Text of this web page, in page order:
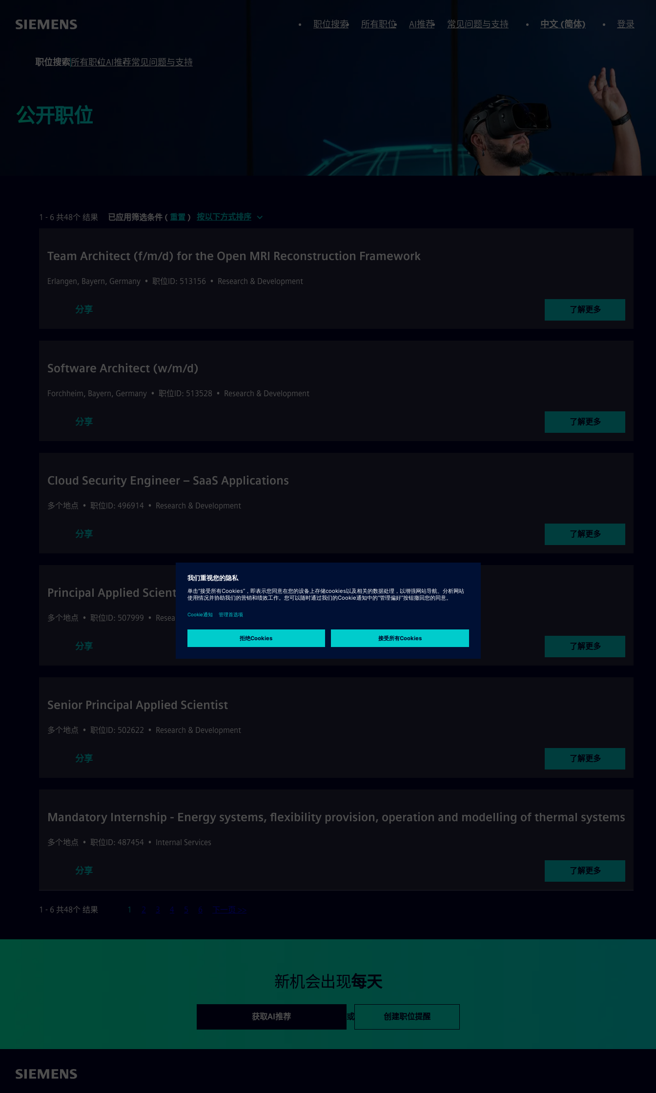
职位搜索 所有职位 AI推荐 常见问题与支持 中文 (简体) 登录
职位搜索所有职位AI推荐常见问题与支持
公开职位
1 - 6 共48个 结果 已应用筛选条件 ( 重置 ) 按以下方式排序
Team Architect (f/m/d) for the Open MRI Reconstruction Framework
Erlangen, Bayern, Germany • 职位ID: 513156 • Research & Development
分享 了解更多
Software Architect (w/m/d)
Forchheim, Bayern, Germany • 职位ID: 513528 • Research & Development
分享 了解更多
Cloud Security Engineer – SaaS Applications
多个地点 • 职位ID: 496914 • Research & Development
分享 了解更多
Principal Applied Scientist
多个地点 • 职位ID: 507999 • Research & Development
分享 了解更多
Senior Principal Applied Scientist
多个地点 • 职位ID: 502622 • Research & Development
分享 了解更多
Mandatory Internship - Energy systems, flexibility provision, operation and modelling of thermal systems
多个地点 • 职位ID: 487454 • Internal Services
分享 了解更多
1 - 6 共48个 结果 页1 2 3 4 5 6 下一页 >>
新机会出现每天
获取AI推荐 或 创建职位提醒